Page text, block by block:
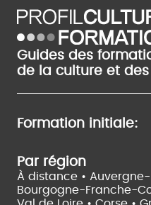
Guides des
de la culture et
Formation initiale:
Par région
À distance •
Bourgogne-Franche-